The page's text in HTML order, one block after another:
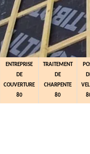
ENTREPRISE
DE
COUVERTURE
80
TRAITEMENT
DE
CHARPENTE
80